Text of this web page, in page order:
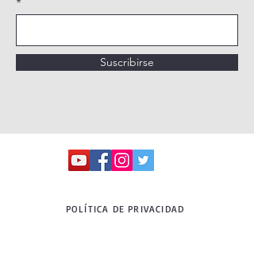
Suscribirse
POLÍTICA DE PRIVACIDAD